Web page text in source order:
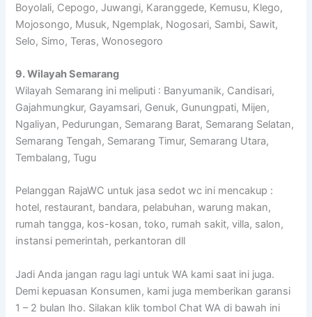
Boyolali, Cepogo, Juwangi, Karanggede, Kemusu, Klego,
Mojosongo, Musuk, Ngemplak, Nogosari, Sambi, Sawit,
Selo, Simo, Teras, Wonosegoro
9. Wilayah Semarang
Wilayah Semarang ini meliputi : Banyumanik, Candisari,
Gajahmungkur, Gayamsari, Genuk, Gunungpati, Mijen,
Ngaliyan, Pedurungan, Semarang Barat, Semarang Selatan,
Semarang Tengah, Semarang Timur, Semarang Utara,
Tembalang, Tugu
Pelanggan RajaWC untuk jasa sedot wc ini mencakup :
hotel, restaurant, bandara, pelabuhan, warung makan,
rumah tangga, kos-kosan, toko, rumah sakit, villa, salon,
instansi pemerintah, perkantoran dll
Jadi Anda jangan ragu lagi untuk WA kami saat ini juga.
Demi kepuasan Konsumen, kami juga memberikan garansi
1 – 2 bulan lho. Silakan klik tombol Chat WA di bawah ini